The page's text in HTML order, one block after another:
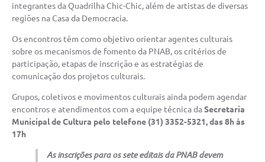
integrantes da Quadrilha Chic-Chic, além de artistas de diversas
regiões na Casa da Democracia.
Os encontros têm como objetivo orientar agentes culturais
sobre os mecanismos de fomento da PNAB, os critérios de
participação, etapas de inscrição e as estratégias de
comunicação dos projetos culturais.
Grupos, coletivos e movimentos culturais ainda podem agendar
encontros e atendimentos com a equipe técnica daSecretaria
Municipal de Cultura pelo telefone (31) 3352-5321, das 8h às
17h
As inscrições para os sete editais da PNAB devem